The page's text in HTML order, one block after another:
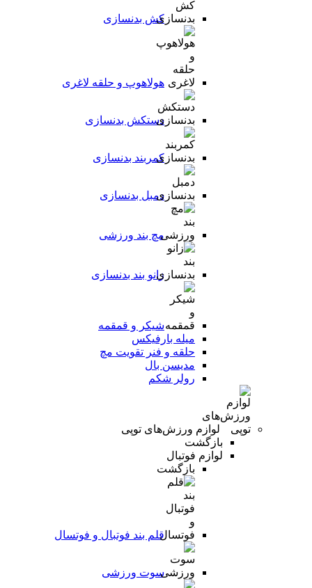
کش بدنسازی
هولاهوپ و حلقه لاغری
دستکش بدنسازی
کمربند بدنسازی
دمبل بدنسازی
مچ بند ورزشی
زانو بند بدنسازی
شیکر و قمقمه
میله بارفیکس
حلقه و فنر تقویت مچ
مدیسن بال
رولر شکم
لوازم ورزش‌های توپی
بازگشت
لوازم فوتبال
بازگشت
قلم بند فوتبال و فوتسال
سوت ورزشی